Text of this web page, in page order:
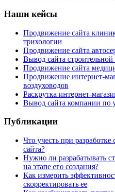
Наши кейсы
Продвижение сайта
трихологии
Продвижение сайта
Вывод сайта
Продвижение сайта
Продвижение интернет-
воздуховодов
Раскрутка интернет-
Вывод сайта компании по
Публикации
Что учесть при
сайта?
Нужно ли разрабатывать
на этапе его создания?
Как измерить
скорректировать ее